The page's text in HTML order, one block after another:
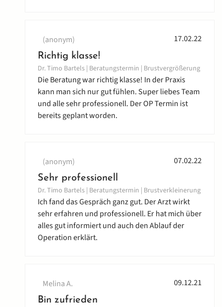
(anonym) 17.02.22
Richtig klasse!
Dr. Timo Bartels | Beratungstermin | Brustvergrößerung
Die Beratung war richtig klasse! In der Praxis
kann man sich nur gut fühlen. Super liebes Team
und alle sehr professionell. Der OP Termin ist
bereits geplant worden.
(anonym) 07.02.22
Sehr professionell
Dr. Timo Bartels | Beratungstermin | Brustverkleinerung
Ich fand das Gespräch ganz gut. Der Arzt wirkt
sehr erfahren und professionell. Er hat mich über
alles gut informiert und auch den Ablauf der
Operation erklärt.
Melina A. 09.12.21
Bin zufrieden